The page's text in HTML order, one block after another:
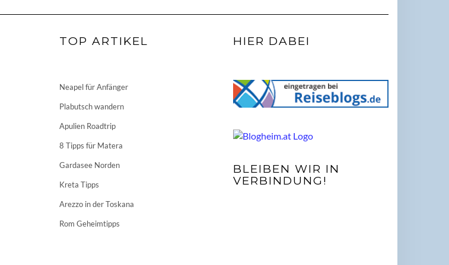
TOP ARTIKEL
Neapel für Anfänger
Plabutsch wandern
Apulien Roadtrip
8 Tipps für Matera
Gardasee Norden
Kreta Tipps
Arezzo in der Toskana
Rom Geheimtipps
HIER DABEI
BLEIBEN WIR IN
VERBINDUNG!